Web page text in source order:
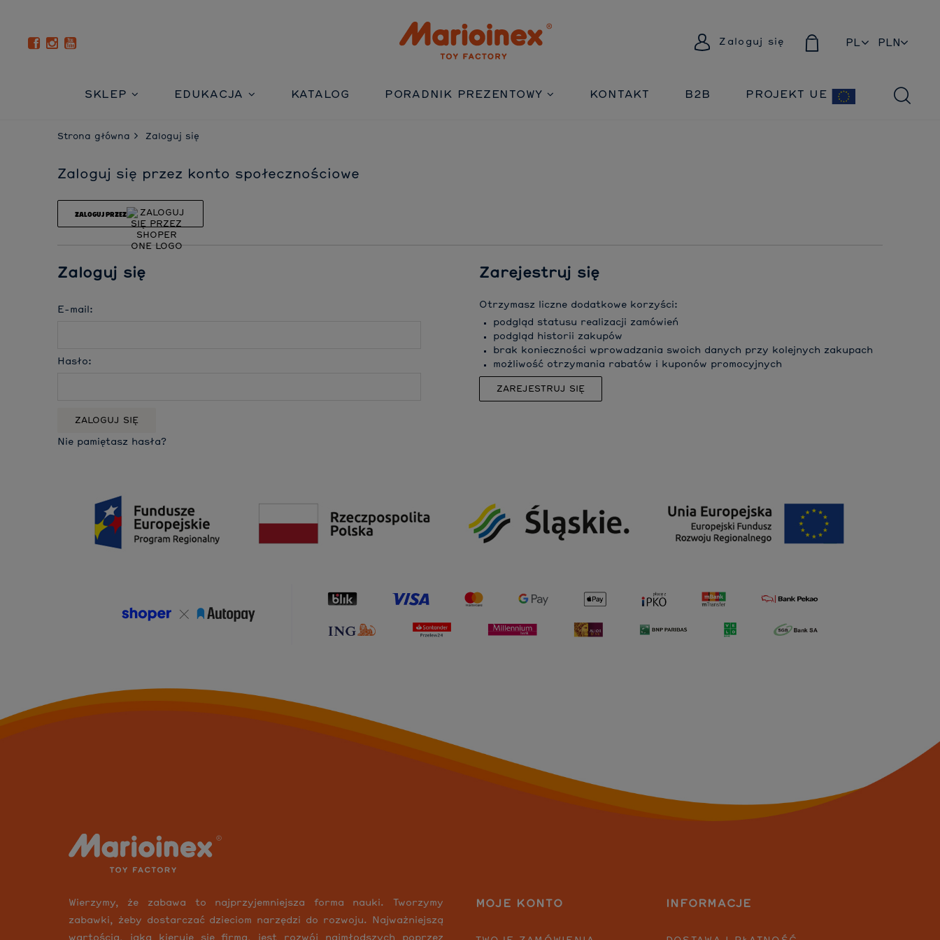
PL
Zaloguj się
SKLEP EDUKACJA KATALOG PORADNIK PREZENTOWY KONTAKT B2B PROJEKT UE
Strona główna Zaloguj się
Zaloguj się przez konto społecznościowe
ZALOGUJ PRZEZ
Zaloguj się
E-mail:
Hasło:
ZALOGUJ SIĘ
Nie pamiętasz hasła?
Zarejestruj się
Otrzymasz liczne dodatkowe korzyści:
podgląd statusu realizacji zamówień
podgląd historii zakupów
brak konieczności wprowadzania swoich danych przy kolejnych zakupach
możliwość otrzymania rabatów i kuponów promocyjnych
ZAREJESTRUJ SIĘ
Wierzymy, że zabawa to najprzyjemniejsza forma nauki. Tworzymy
zabawki, żeby dostarczać dzieciom narzędzi do rozwoju. Najważniejszą
MOJE KONTO INFORMACJE